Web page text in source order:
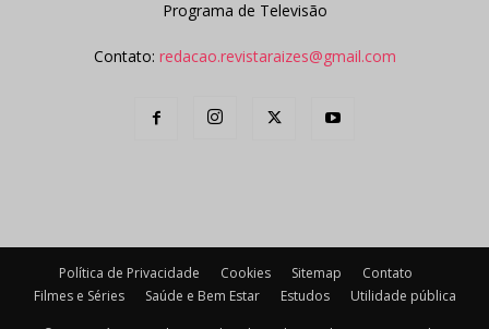
Programa de Televisão
Contato: redacao.revistaraizes@gmail.com
Política de Privacidade Cookies Sitemap
Contato
Filmes e Séries
Saúde e Bem Estar Estudos Utilidade pública